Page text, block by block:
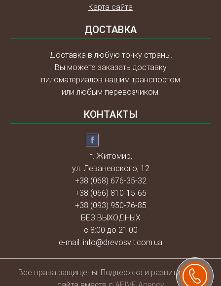
Карта сайта
ДОСТАВКА
Доставка в любую точку страны.
Вы можете заказать доставку
пиломатериалов нашим транспортом
или любым перевозчиком.
КОНТАКТЫ
г. Житомир,
ул. Леваневского, 12
+38 (068) 676-35-32
+38 (066) 810-15-65
+38 (093) 950-76-85
БЕЗ ВЫХОДНЫХ
с 8:00 до 21:00
e-mail: info@drevosvit.com.ua
Всe права защищены. Поддержка и развитие веб-